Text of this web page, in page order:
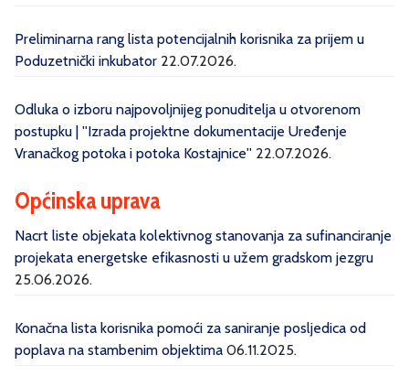
Preliminarna rang lista potencijalnih korisnika za prijem u
Poduzetnički inkubator 22.07.2026.
Odluka o izboru najpovoljnijeg ponuditelja u otvorenom
postupku | ''Izrada projektne dokumentacije Uređenje
Vranačkog potoka i potoka Kostajnice'' 22.07.2026.
Općinska uprava
Nacrt liste objekata kolektivnog stanovanja za sufinanciranje
projekata energetske efikasnosti u užem gradskom jezgru
25.06.2026.
Konačna lista korisnika pomoći za saniranje posljedica od
poplava na stambenim objektima 06.11.2025.